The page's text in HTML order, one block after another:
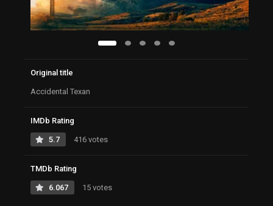
Original title
Accidental Texan
IMDb Rating
5.7 416 votes
TMDb Rating
6.067 15 votes